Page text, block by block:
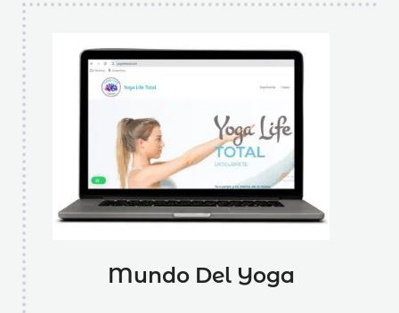
Mundo Del Yoga